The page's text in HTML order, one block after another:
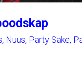
, Nuus, Party Sake,